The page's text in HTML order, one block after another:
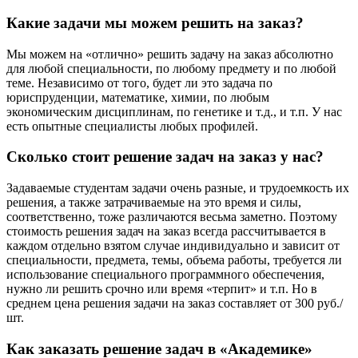
Какие задачи мы можем решить на заказ?
Мы можем на «отлично» решить задачу на заказ абсолютно
для любой специальности, по любому предмету и по любой
теме. Независимо от того, будет ли это задача по
юриспруденции, математике, химии, по любым
экономическим дисциплинам, по генетике и т.д., и т.п. У нас
есть опытные специалисты любых профилей.
Сколько стоит решение задач на заказ у нас?
Задаваемые студентам задачи очень разные, и трудоемкость их
решения, а также затрачиваемые на это время и силы,
соответственно, тоже различаются весьма заметно. Поэтому
стоимость решения задач на заказ всегда рассчитывается в
каждом отдельно взятом случае индивидуально и зависит от
специальности, предмета, темы, объема работы, требуется ли
использование специального программного обеспечения,
нужно ли решить срочно или время «терпит» и т.п. Но в
среднем цена решения задачи на заказ составляет от 300 руб./
шт.
Как заказать решение задач в «Академике»